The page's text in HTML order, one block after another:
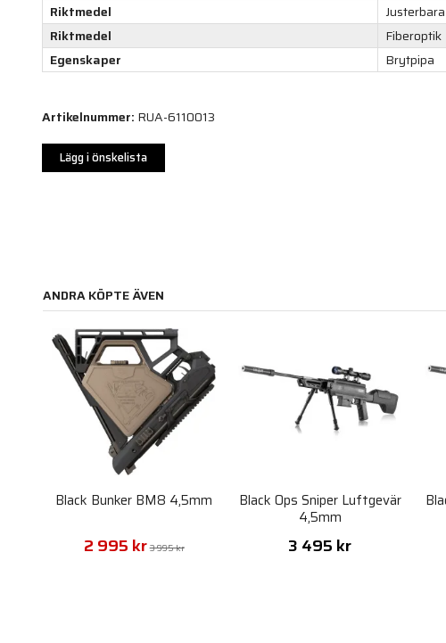
Riktmedel
Justerbara
Riktmedel
Fiberoptik
Egenskaper
Brytpipa
Artikelnummer: RUA-6110013
Lägg i önskelista
ANDRA KÖPTE ÄVEN
Black Bunker BM8 4,5mm
2 995 kr 3 995 kr
Black Ops Sniper Luftgevär
4,5mm
3 495 kr